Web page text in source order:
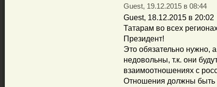
Guest, 19.12.2015 в 08:44
Guest, 18.12.2015 в 20:02
Татарам во всех
Президент!
Это обязательно нужно,
недовольны, т.к. они
взаимоотношениях с
Отношения должны быть